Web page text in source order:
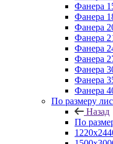
Фанера
Фанера
Фанера
Фанера
Фанера
Фанера
Фанера
Фанера
Фанера
По размеру
Назад
По